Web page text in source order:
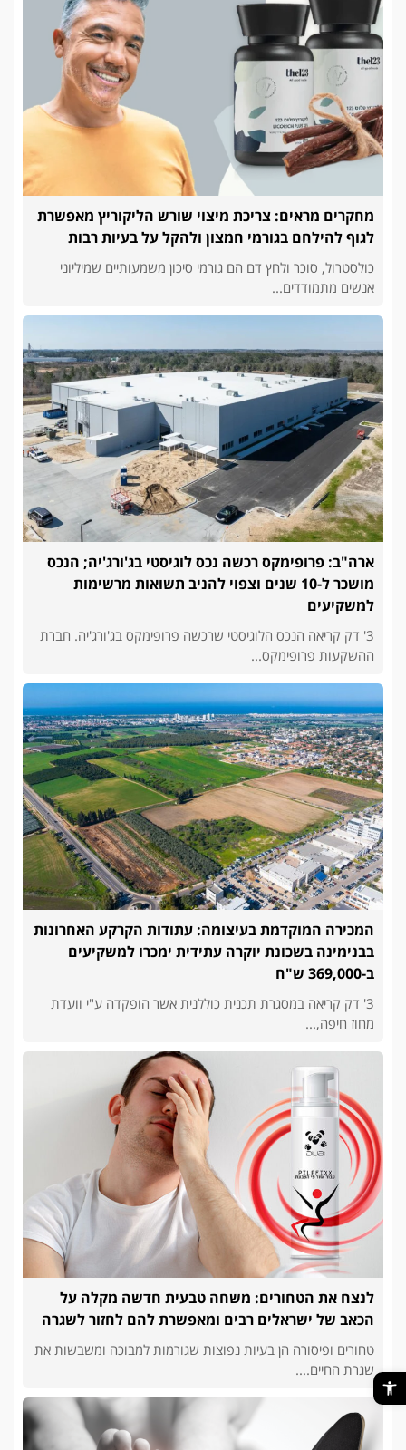
פתח סרגל נגישות
מחקרים מראים: צריכת מיצוי שורש הליקוריץ מאפשרת
לגוף להילחם בגורמי חמצון ולהקל על בעיות רבות
כולסטרול, סוכר ולחץ דם הם גורמי סיכון משמעותיים שמיליוני
אנשים מתמודדים...
ארה"ב: פרופימקס רכשה נכס לוגיסטי בג'ורג'יה; הנכס
מושכר ל-10 שנים וצפוי להניב תשואות מרשימות
למשקיעים
3' דק קריאה הנכס הלוגיסטי שרכשה פרופימקס בג'ורג'יה. חברת
ההשקעות פרופימקס...
המכירה המוקדמת בעיצומה: עתודות הקרקע האחרונות
בבנימינה בשכונת יוקרה עתידית ימכרו למשקיעים
ב-369,000 ש"ח
3' דק קריאה במסגרת תכנית כוללנית אשר הופקדה ע"י וועדת
מחוז חיפה,...
לנצח את הטחורים: משחה טבעית חדשה מקלה על
הכאב של ישראלים רבים ומאפשרת להם לחזור לשגרה
טחורים ופיסורה הן בעיות נפוצות שגורמות למבוכה ומשבשות את
שגרת החיים....